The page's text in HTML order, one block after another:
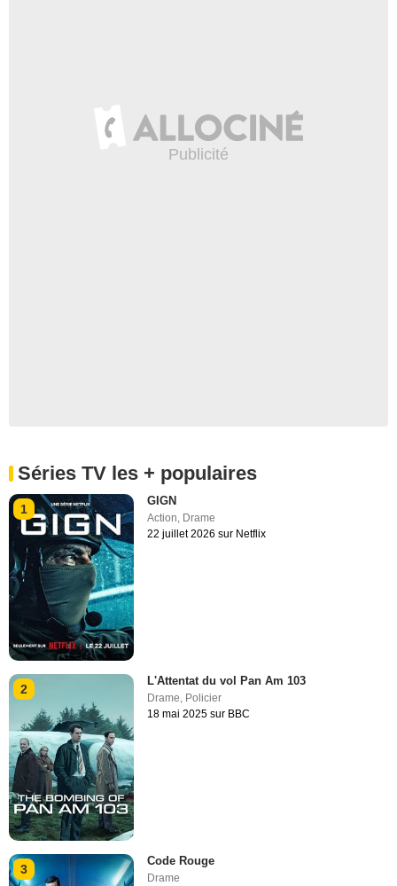
Séries TV les + populaires
1
GIGN
Action Drame
22 juillet 2026 sur Netflix
2
L'Attentat du vol Pan Am 103
Drame, Policier
18 mai 2025 sur BBC
3
Code Rouge
Drame